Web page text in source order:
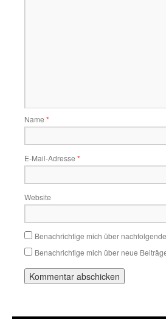
Name *
E-Mail-Adresse *
Website
Benachrichtige mich über
Benachrichtige mich über neue